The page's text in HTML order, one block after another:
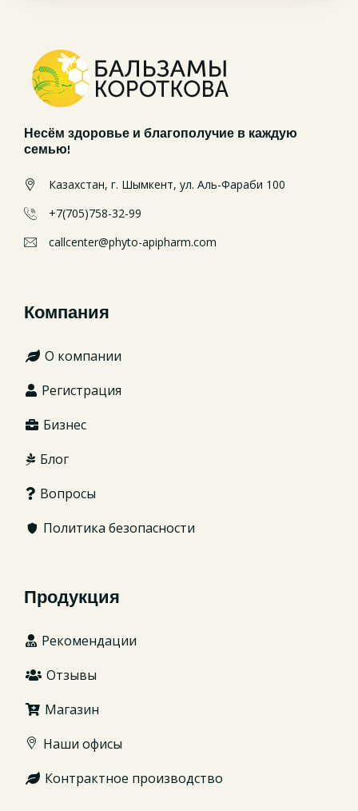
Несём здоровье и благополучие в каждую
семью!
Казахстан, г. Шымкент, ул. Аль-Фараби 100
+7(705)758-32-99
callcenter@phyto-apipharm.com
Компания
О компании
Регистрация
Бизнес
Блог
Вопросы
Политика безопасности
Продукция
Рекомендации
Отзывы
Магазин
Наши офисы
Контрактное производство